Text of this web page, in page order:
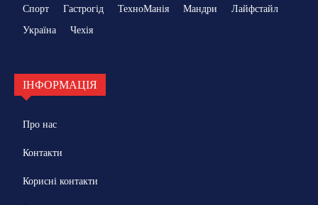
Спорт
Гастрогід ТехноМанія Мандри
Лайфстайл
Україна
Чехія
ІНФОРМАЦІЯ
Про нас
Контакти
Корисні контакти